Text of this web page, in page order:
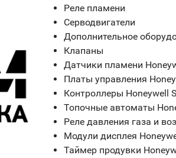
Реле пламени
Серводвигатели
Дополнительное
Клапаны
Датчики пламени
Платы управления
Контроллеры Honeywell
Топочные автоматы
Реле давления газа и
Модули дисплея
Таймер продувки